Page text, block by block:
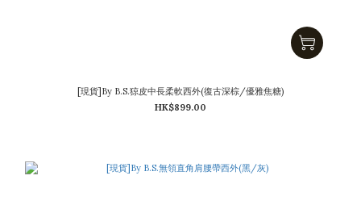
[現貨]By B.S.猄皮中長柔軟西外(復古深棕/優雅焦糖)
HK$899.00